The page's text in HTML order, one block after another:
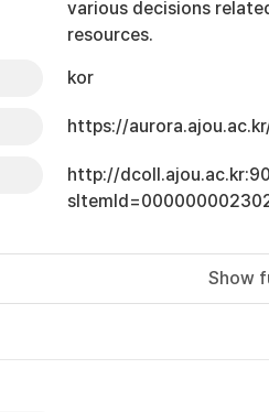
various decisions
resources.
kor
https://
http://
Show